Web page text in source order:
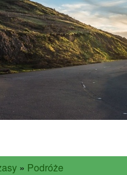
» Podróże